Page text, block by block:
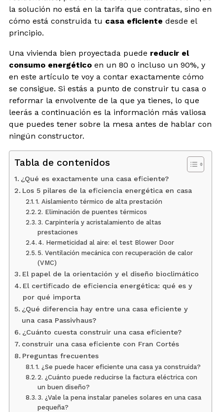
la solución no está en la tarifa que contratas, sino en
cómo está construida tu casa eficiente desde el
principio.
Una vivienda bien proyectada puede reducir el
consumo energético en un 80 o incluso un 90%, y
en este artículo te voy a contar exactamente cómo
se consigue. Si estás a punto de construir tu casa o
reformar la envolvente de la que ya tienes, lo que
leerás a continuación es la información más valiosa
que puedes tener sobre la mesa antes de hablar con
ningún constructor.
Tabla de contenidos
¿Qué es exactamente una casa eficiente?
Los 5 pilares de la eficiencia energética en casa
1. Aislamiento térmico de alta prestación
2. Eliminación de puentes térmicos
3. Carpintería y acristalamiento de altas
prestaciones
4. Hermeticidad al aire: el test Blower Door
5. Ventilación mecánica con recuperación de calor
(VMC)
El papel de la orientación y el diseño bioclimático
El certificado de eficiencia energética: qué es y
por qué importa
¿Qué diferencia hay entre una casa eficiente y
una casa Passivhaus?
¿Cuánto cuesta construir una casa eficiente?
construir una casa eficiente con Fran Cortés
Preguntas frecuentes
1. ¿Se puede hacer eficiente una casa ya construida?
2. ¿Cuánto puede reducirse la factura eléctrica con
un buen diseño?
3. ¿Vale la pena instalar paneles solares en una casa
pequeña?